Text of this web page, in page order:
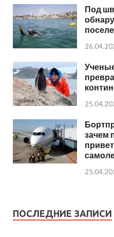
Под
зачем
ПОСЛЕДНИЕ ЗАПИСИ